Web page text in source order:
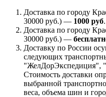
Доставка по городу
30000 руб.) — 1000 руб.
Доставка по городу
30000 руб.) —
Доставку по России
следующих
"ЖелДорЭкспедиция",
Стоимость доставки
выбранной
веса, объема шин и